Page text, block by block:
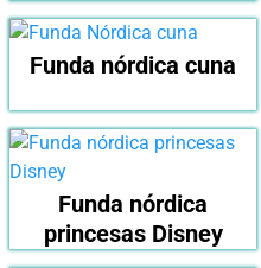
Funda nórdica cuna
Funda nórdica
princesas Disney